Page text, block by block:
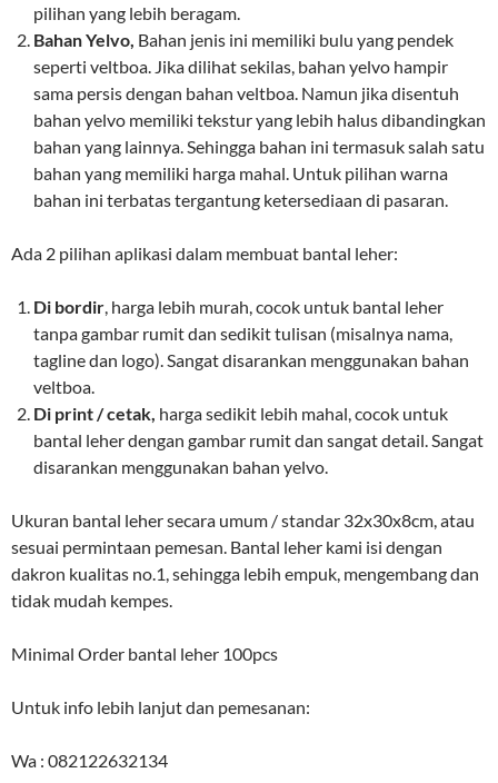
pilihan yang lebih beragam.
Bahan Yelvo, Bahan jenis ini memiliki bulu yang pendek
seperti veltboa. Jika dilihat sekilas, bahan yelvo hampir
sama persis dengan bahan veltboa. Namun jika disentuh
bahan yelvo memiliki tekstur yang lebih halus dibandingkan
bahan yang lainnya. Sehingga bahan ini termasuk salah satu
bahan yang memiliki harga mahal. Untuk pilihan warna
bahan ini terbatas tergantung ketersediaan di pasaran.
Ada 2 pilihan aplikasi dalam membuat bantal leher:
Di bordir, harga lebih murah, cocok untuk bantal leher
tanpa gambar rumit dan sedikit tulisan (misalnya nama,
tagline dan logo). Sangat disarankan menggunakan bahan
veltboa.
Di print / cetak, harga sedikit lebih mahal, cocok untuk
bantal leher dengan gambar rumit dan sangat detail. Sangat
disarankan menggunakan bahan yelvo.
Ukuran bantal leher secara umum / standar 32x30x8cm, atau
sesuai permintaan pemesan. Bantal leher kami isi dengan
dakron kualitas no.1, sehingga lebih empuk, mengembang dan
tidak mudah kempes.
Minimal Order bantal leher 100pcs
Untuk info lebih lanjut dan pemesanan:
Wa : 082122632134